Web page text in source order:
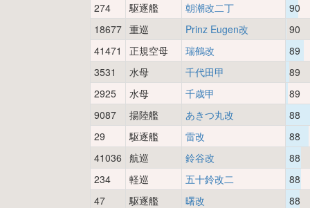
274
駆逐艦 朝潮改二丁
90
18677 重巡 Prinz Eugen改
90
41471
正規空母 瑞鶴改
89
3531
水母 千代田甲
89
2925
水母 千歳甲
89
9087
揚陸艦 あきつ丸改
88
29
駆逐艦 雷改
88
41036 航巡 鈴谷改
88
234
軽巡 五十鈴改二
88
47
駆逐艦 曙改
88